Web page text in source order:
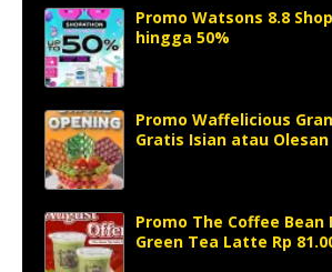
Promo Watsons 8.8
hingga 50%
Promo Waffelicious
Gratis Isian atau Olesan
Promo The Coffee Bean
Green Tea Latte Rp